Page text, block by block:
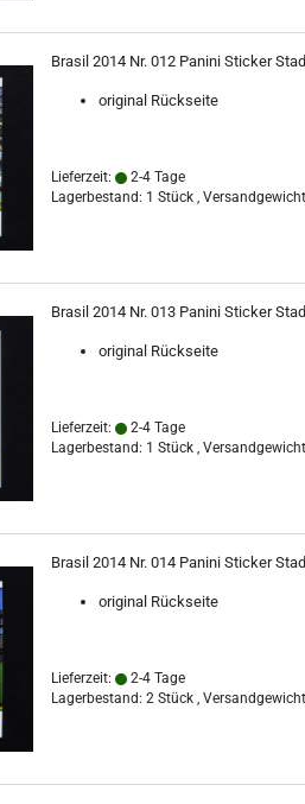
Brasil 2014 Nr. 012 Panini Sticker
original Rückseite
Lieferzeit:
2-4 Tage
Lagerbestand: 1 Stück ,
Brasil 2014 Nr. 013 Panini Sticker
original Rückseite
Lieferzeit:
2-4 Tage
Lagerbestand: 1 Stück ,
Brasil 2014 Nr. 014 Panini Sticker
original Rückseite
Lieferzeit:
2-4 Tage
Lagerbestand: 2 Stück ,